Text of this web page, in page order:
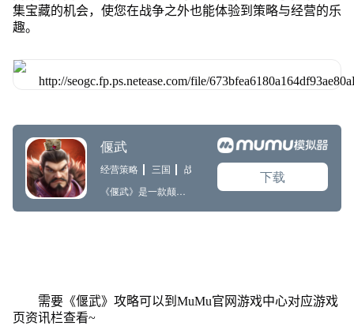
集宝藏的机会，使您在战争之外也能体验到策略与经营的乐
趣。
需要《偃武》攻略可以到MuMu官网游戏中心对应游戏
页资讯栏查看~